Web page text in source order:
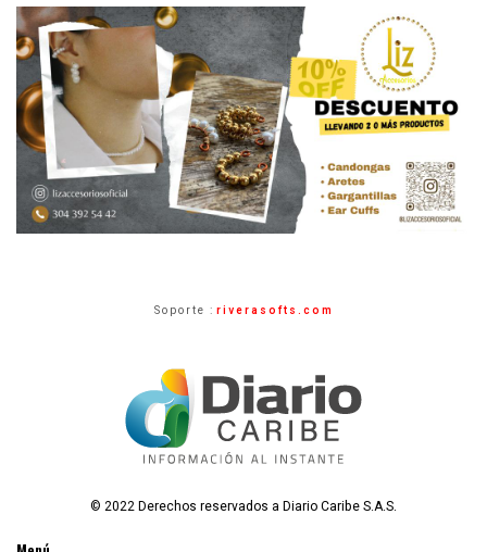
Soporte : riverasofts.com
© 2022 Derechos reservados a Diario Caribe S.A.S.